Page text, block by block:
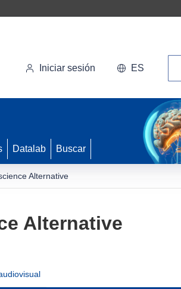
Iniciar sesión ES
Datalab Buscar
Alternative
Alternative